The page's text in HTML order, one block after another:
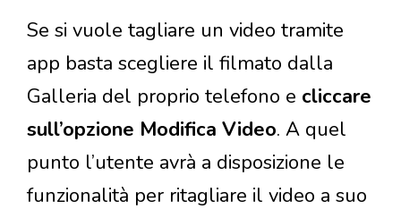
Se si vuole tagliare un video tramite
app basta scegliere il filmato dalla
Galleria del proprio telefono e cliccare
sull’opzione Modifica Video. A quel
punto l’utente avrà a disposizione le
funzionalità per ritagliare il video a suo